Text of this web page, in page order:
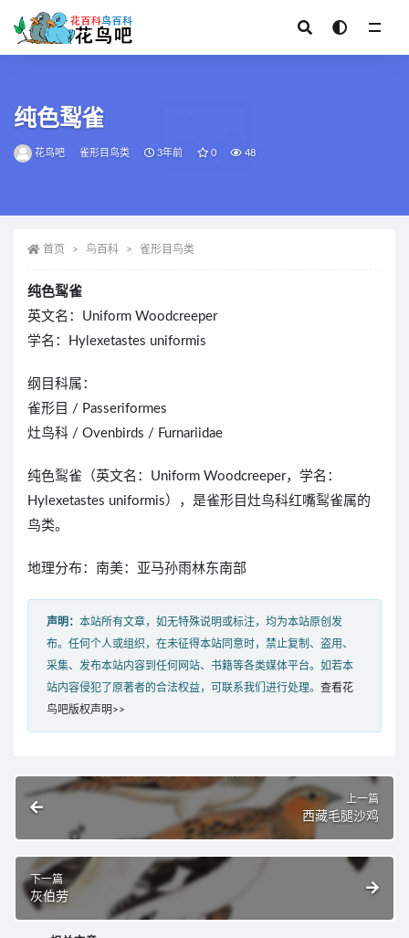
纯色䴕雀
花鸟吧 雀形目鸟类 3年前 0 48
首页 鸟百科 雀形目鸟类
纯色䴕雀
英文名：Uniform Woodcreeper
学名：Hylexetastes uniformis
纲目科属：
雀形目 / Passeriformes
灶鸟科 / Ovenbirds / Furnariidae
纯色䴕雀（英文名：Uniform Woodcreeper，学名：
Hylexetastes uniformis），是雀形目灶鸟科红嘴䴕雀属的
鸟类。
地理分布：南美：亚马孙雨林东南部
声明： 本站所有文章，如无特殊说明或标注，均为本站原创发
布。任何个人或组织，在未征得本站同意时，禁止复制、盗用、
采集、发布本站内容到任何网站、书籍等各类媒体平台。如若本
站内容侵犯了原著者的合法权益，可联系我们进行处理。 查看花
鸟吧版权声明>>
上一篇
西藏毛腿沙鸡
下一篇
灰伯劳